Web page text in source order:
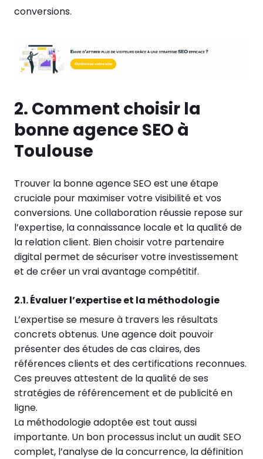
conversions.
2. Comment choisir la
bonne agence SEO à
Toulouse
Trouver la bonne agence SEO est une étape
cruciale pour maximiser votre visibilité et vos
conversions. Une collaboration réussie repose sur
l’expertise, la connaissance locale et la qualité de
la relation client. Bien choisir votre partenaire
digital permet de sécuriser votre investissement
et de créer un vrai avantage compétitif.
2.1. Évaluer l’expertise et la méthodologie
L’expertise se mesure à travers les résultats
concrets obtenus. Une agence doit pouvoir
présenter des études de cas claires, des
références clients et des certifications reconnues.
Ces preuves attestent de la qualité de ses
stratégies de référencement et de publicité en
ligne.
La méthodologie adoptée est tout aussi
importante. Un bon processus inclut un audit SEO
complet, l’analyse de la concurrence, la définition